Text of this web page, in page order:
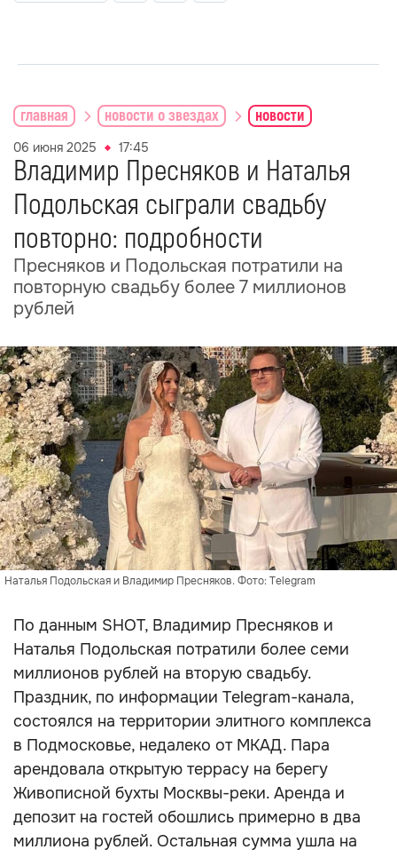
главная новости о звездах новости
06 июня 2025 17:45
Владимир Пресняков и Наталья
Подольская сыграли свадьбу
повторно: подробности
Пресняков и Подольская потратили на
повторную свадьбу более 7 миллионов
рублей
Наталья Подольская и Владимир Пресняков. Фото: Telegram
По данным SHOT, Владимир Пресняков и
Наталья Подольская потратили более семи
миллионов рублей на вторую свадьбу.
Праздник, по информации Telegram-канала,
состоялся на территории элитного комплекса
в Подмосковье, недалеко от МКАД. Пара
арендовала открытую террасу на берегу
Живописной бухты Москвы-реки. Аренда и
депозит на гостей обошлись примерно в два
миллиона рублей. Остальная сумма ушла на